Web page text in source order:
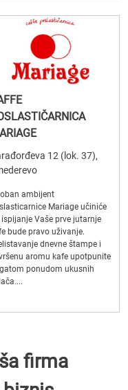
12 (lok. 37),
ambijent
Mariage učiniće
Vaše prve jutarnje
bude pravo uživanje.
dnevne štampe i
aromu kafe upotpunite
ponudom ukusnih
firma